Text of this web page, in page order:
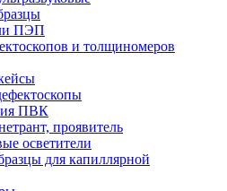
ПЭП
и толщиномеров
ПВК
проявитель
осветители
для капиллярной